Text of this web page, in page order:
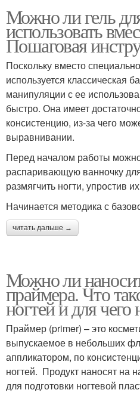
Можно ли гель
использовать
Пошаговая
Поскольку вместо
используется классическая
манипуляции с ее
быстро. Она имеет
консистенцию, из-за чего
выравнивании.
Перед началом работы
распаривающую ванночку
размягчить ногти, упростив
Начинается методика с
читать дальше →
Можно ли
праймера. Что
ногтей и для
Праймер (primer) – это
выпускаемое в небольших
аппликатором, по
ногтей. Продукт наносят на
для подготовки ногтевой